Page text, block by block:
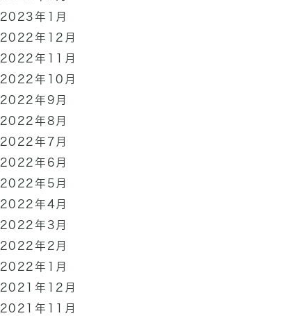
2023年1月
2022年12月
2022年11月
2022年10月
2022年9月
2022年8月
2022年7月
2022年6月
2022年5月
2022年4月
2022年3月
2022年2月
2022年1月
2021年12月
2021年11月